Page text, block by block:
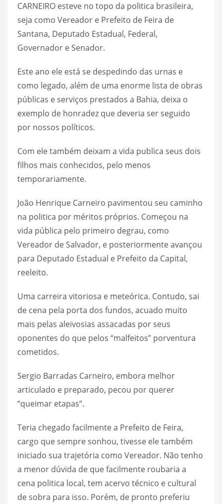
CARNEIRO esteve no topo da politica brasileira,
seja como Vereador e Prefeito de Feira de
Santana, Deputado Estadual, Federal,
Governador e Senador.
Este ano ele está se despedindo das urnas e
como legado, além de uma enorme lista de obras
públicas e serviços prestados a Bahia, deixa o
exemplo de honradez que deveria ser seguido
por nossos políticos.
Com ele também deixam a vida publica seus dois
filhos mais conhecidos, pelo menos
temporariamente.
João Henrique Carneiro pavimentou seu caminho
na politica por méritos próprios. Começou na
vida pública pelo primeiro degrau, como
Vereador de Salvador, e posteriormente avançou
para Deputado Estadual e Prefeito da Capital,
reeleito.
Uma carreira vitoriosa e meteórica. Contudo, sai
de cena pela porta dos fundos, acuado muito
mais pelas aleivosias assacadas por seus
oponentes do que pelos “malfeitos” porventura
cometidos.
Sergio Barradas Carneiro, embora melhor
articulado e preparado, pecou por querer
“queimar etapas”.
Teria chegado facilmente a Prefeito de Feira,
cargo que sempre sonhou, tivesse ele também
iniciado sua trajetória como Vereador. Não tenho
a menor dúvida de que facilmente roubaria a
cena politica local, tem acervo técnico e cultural
de sobra para isso. Porém, de pronto preferiu